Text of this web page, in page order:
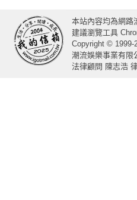
本站內容均為網路
建議瀏覽工具
Copyright © 1999-
潮流娛樂事業有限
法律顧問 陳志浩